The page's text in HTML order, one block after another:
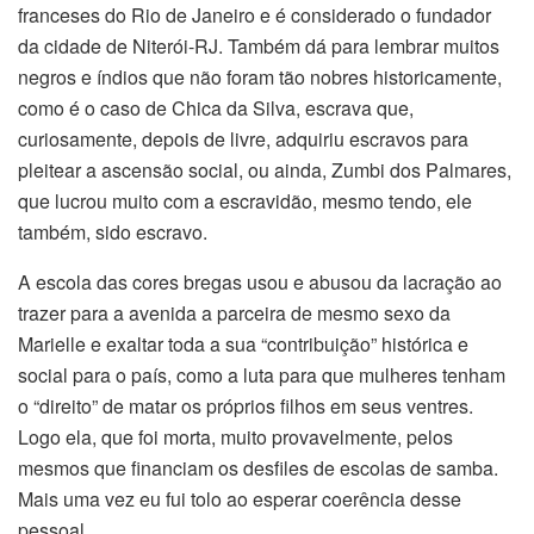
franceses do Rio de Janeiro e é considerado o fundador
da cidade de Niterói-RJ. Também dá para lembrar muitos
negros e índios que não foram tão nobres historicamente,
como é o caso de Chica da Silva, escrava que,
curiosamente, depois de livre, adquiriu escravos para
pleitear a ascensão social, ou ainda, Zumbi dos Palmares,
que lucrou muito com a escravidão, mesmo tendo, ele
também, sido escravo.
A escola das cores bregas usou e abusou da lacração ao
trazer para a avenida a parceira de mesmo sexo da
Marielle e exaltar toda a sua “contribuição” histórica e
social para o país, como a luta para que mulheres tenham
o “direito” de matar os próprios filhos em seus ventres.
Logo ela, que foi morta, muito provavelmente, pelos
mesmos que financiam os desfiles de escolas de samba.
Mais uma vez eu fui tolo ao esperar coerência desse